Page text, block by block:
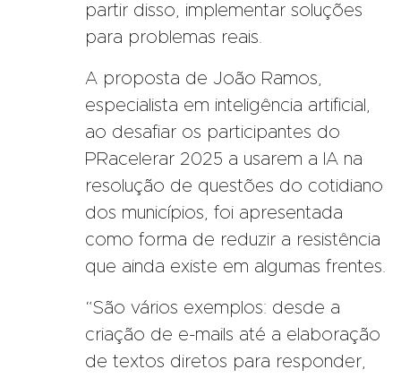
partir disso, implementar soluções
para problemas reais.
A proposta de João Ramos,
especialista em inteligência artificial,
ao desafiar os participantes do
PRacelerar 2025 a usarem a IA na
resolução de questões do cotidiano
dos municípios, foi apresentada
como forma de reduzir a resistência
que ainda existe em algumas frentes.
“São vários exemplos: desde a
criação de e-mails até a elaboração
de textos diretos para responder,